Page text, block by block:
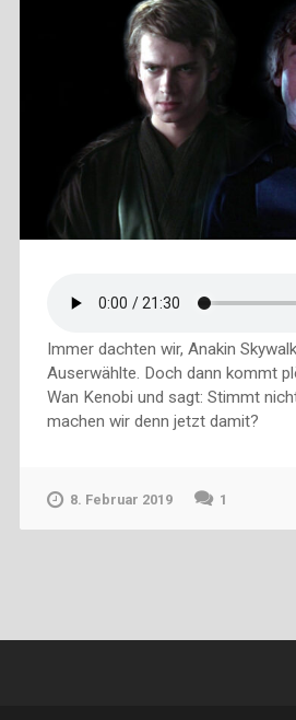
Immer dachten wir, Anakin
Auserwählte. Doch dann kommt
Wan Kenobi und sagt: Stimmt
machen wir denn jetzt damit?
8. Februar 2019 1